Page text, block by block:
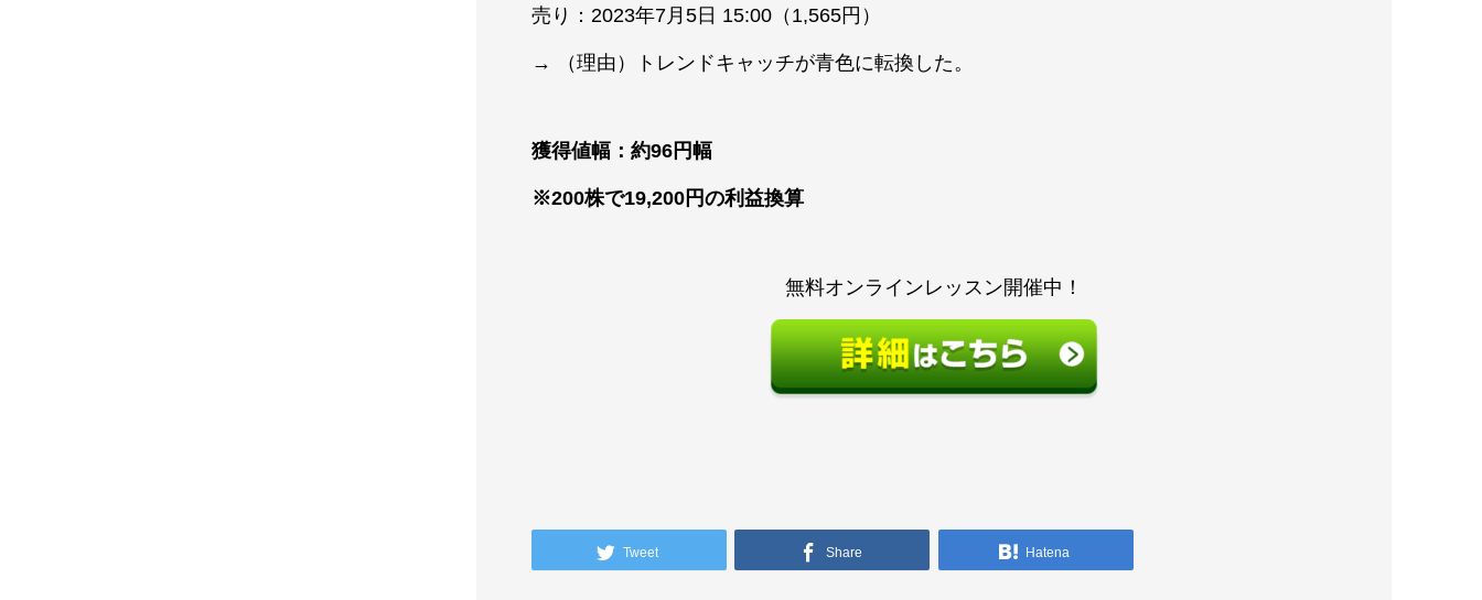
売り：2023年7月5日 15:00（1,565円）
→ （理由）トレンドキャッチが青色に転換した。
獲得値幅：約96円幅
※200株で19,200円の利益換算
無料オンラインレッスン開催中！
Tweet Share Hatena